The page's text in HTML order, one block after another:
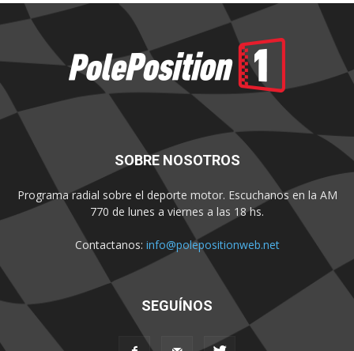
SOBRE NOSOTROS
Programa radial sobre el deporte motor. Escuchanos en la AM
770 de lunes a viernes a las 18 hs.
Contactanos: info@polepositionweb.net
SEGUÍNOS